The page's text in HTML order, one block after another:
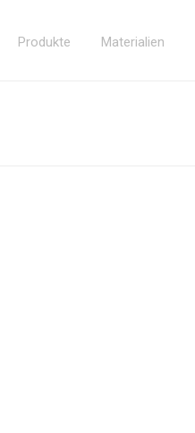
Produkte Materialien